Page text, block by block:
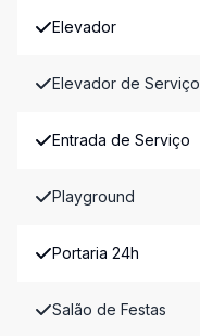
Elevador
Elevador de Serviço
Entrada de Serviço
Playground
Portaria 24h
Salão de Festas